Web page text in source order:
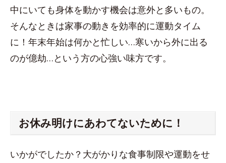
中にいても身体を動かす機会は意外と多いもの。
そんなときは家事の動きを効率的に運動タイム
に！年末年始は何かと忙しい…寒いから外に出る
のが億劫…という方の心強い味方です。
お休み明けにあわてないために！
いかがでしたか？大がかりな食事制限や運動をせ